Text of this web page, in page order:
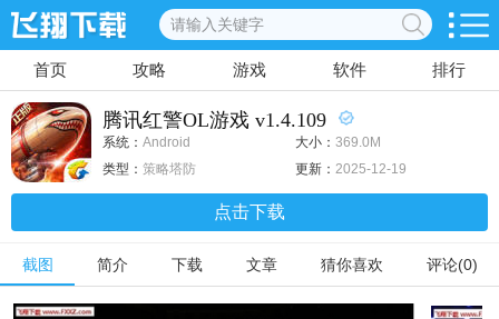
首页 攻略 游戏 软件 排行
腾讯红警OL游戏 v1.4.109
系统： Android 大小： 369.0M
类型： 策略塔防 更新： 2025-12-19
点击下载
截图 简介 下载 文章 猜你喜欢 评论(0)